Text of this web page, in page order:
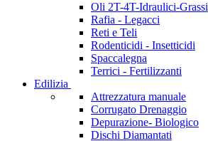
Oli 2T-4T-Idraulici-Grassi
Rafia - Legacci
Reti e Teli
Rodenticidi - Insetticidi
Spaccalegna
Terrici - Fertilizzanti
Edilizia
Attrezzatura manuale
Corrugato Drenaggio
Depurazione- Biologico
Dischi Diamantati